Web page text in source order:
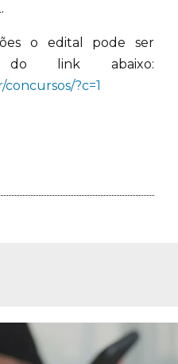
o edital pode ser
do link abaixo:
?c=1